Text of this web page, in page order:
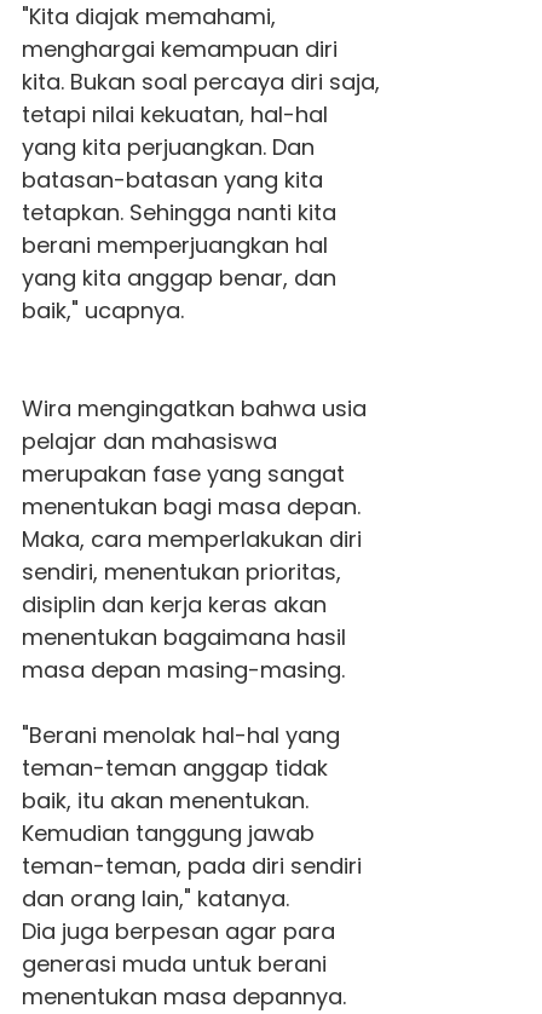
"Kita diajak memahami,
menghargai kemampuan diri
kita. Bukan soal percaya diri saja,
tetapi nilai kekuatan, hal-hal
yang kita perjuangkan. Dan
batasan-batasan yang kita
tetapkan. Sehingga nanti kita
berani memperjuangkan hal
yang kita anggap benar, dan
baik," ucapnya.
Wira mengingatkan bahwa usia
pelajar dan mahasiswa
merupakan fase yang sangat
menentukan bagi masa depan.
Maka, cara memperlakukan diri
sendiri, menentukan prioritas,
disiplin dan kerja keras akan
menentukan bagaimana hasil
masa depan masing-masing.
"Berani menolak hal-hal yang
teman-teman anggap tidak
baik, itu akan menentukan.
Kemudian tanggung jawab
teman-teman, pada diri sendiri
dan orang lain," katanya.
Dia juga berpesan agar para
generasi muda untuk berani
menentukan masa depannya.